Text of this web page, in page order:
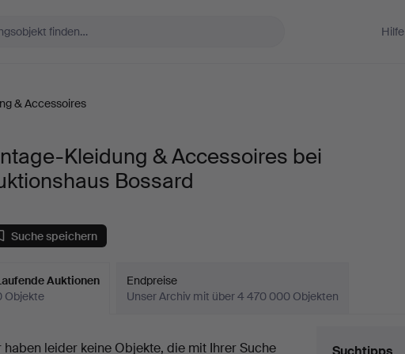
Hilfe
& Accessoires
Kleidung & Accessoires bei
Bossard
Suche speichern
Auktionen
Objekte
Endpreise
Unser Archiv mit über 4 470 000 Objekten
haben leider keine Objekte, die mit Ihrer Suche